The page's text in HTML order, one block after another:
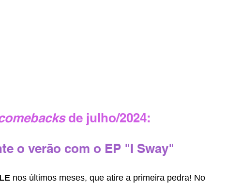
de julho/2024:
o verão com o EP "I Sway"
nos últimos meses, que atire a primeira pedra! No